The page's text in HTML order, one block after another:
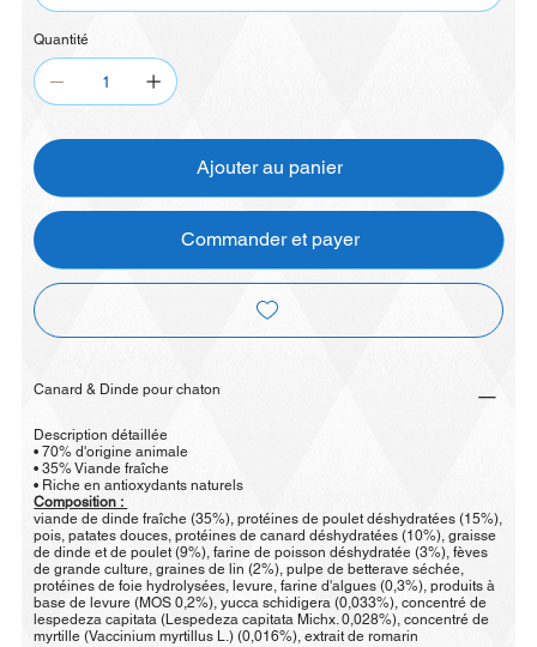
Quantité
Ajouter au panier
Commander et payer
Canard & Dinde pour chaton
Description détaillée
• 70% d'origine animale
• 35% Viande fraîche
• Riche en antioxydants naturels
Composition :
viande de dinde fraîche (35%), protéines de poulet déshydratées (15%),
pois, patates douces, protéines de canard déshydratées (10%), graisse
de dinde et de poulet (9%), farine de poisson déshydratée (3%), fèves
de grande culture, graines de lin (2%), pulpe de betterave séchée,
protéines de foie hydrolysées, levure, farine d'algues (0,3%), produits à
base de levure (MOS 0,2%), yucca schidigera (0,033%), concentré de
lespedeza capitata (Lespedeza capitata Michx. 0,028%), concentré de
myrtille (Vaccinium myrtillus L.) (0,016%), extrait de romarin